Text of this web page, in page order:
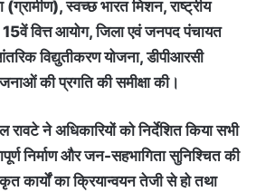
स्वच्छ भारत मिशन, राष्ट्रीय
वित्त आयोग, जिला एवं जनपद पंचायत
विद्युतीकरण योजना, डीपीआरसी
की प्रगति की समीक्षा की।
ने अधिकारियों को निर्देशित किया सभी
निर्माण और जन-सहभागिता सुनिश्चित की
कार्यों का क्रियान्वयन तेजी से हो तथा